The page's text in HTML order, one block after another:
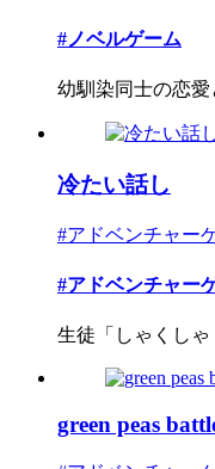
#ノベルゲーム
幼馴染同士の恋愛
冷たい話し
#アドベンチャー
#アドベンチャー
生徒「しゃくしゃ
green peas